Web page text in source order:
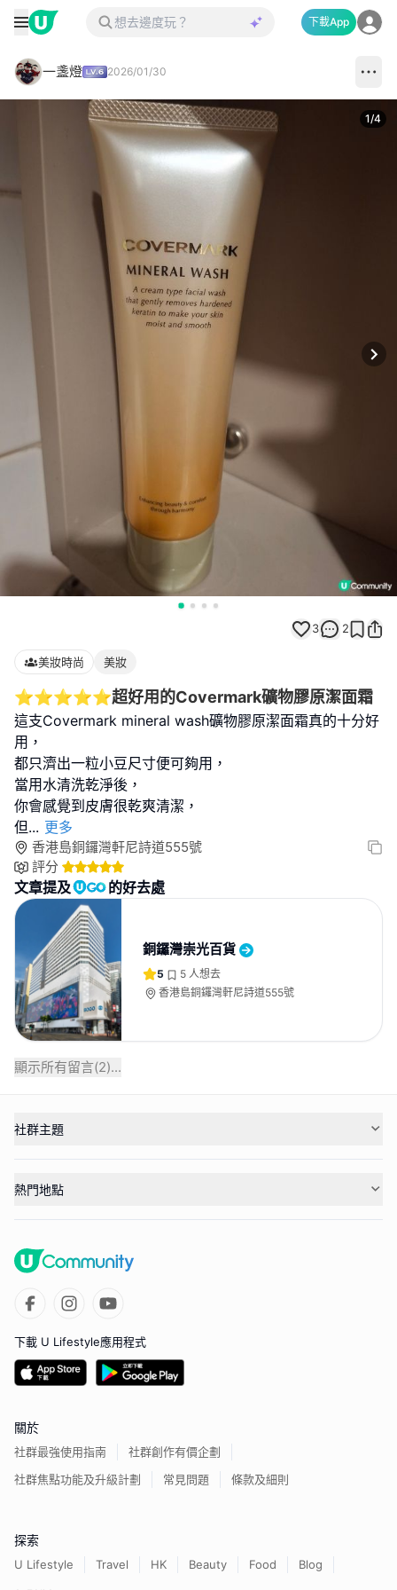
下載App
一盞燈 2026/01/30
1/4
3 2
美妝時尚 美妝
⭐️⭐️⭐️⭐️⭐️超好用的Covermark礦物膠原潔面霜
這支Covermark mineral wash礦物膠原潔面霜真的十分好
用，
都只濟出一粒小豆尺寸便可夠用，
當用水清洗乾淨後，
你會感覺到皮膚很乾爽清潔，
但... 更多
香港島銅鑼灣軒尼詩道555號
評分
文章提及 的好去處
銅鑼灣崇光百貨
5 5 人想去
香港島銅鑼灣軒尼詩道555號
顯示所有留言(2)...
社群主題
熱門地點
下載 U Lifestyle應用程式
關於
社群最強使用指南
社群創作有價企劃
社群焦點功能及升級計劃
常見問題 條款及細則
探索
U Lifestyle Travel HK Beauty Food
Blog